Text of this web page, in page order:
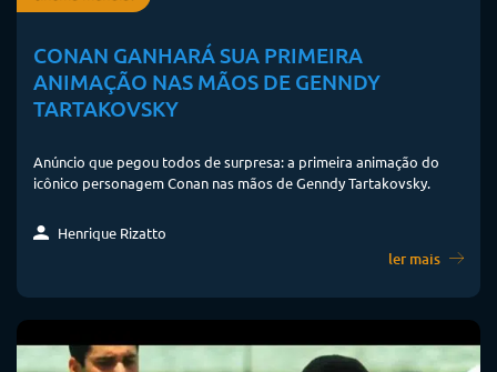
CONAN GANHARÁ SUA PRIMEIRA
ANIMAÇÃO NAS MÃOS DE GENNDY
TARTAKOVSKY
Anúncio que pegou todos de surpresa: a primeira animação do
icônico personagem Conan nas mãos de Genndy Tartakovsky.
Henrique Rizatto
ler mais